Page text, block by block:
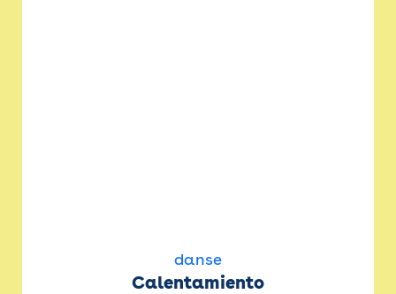
danse
Calentamiento